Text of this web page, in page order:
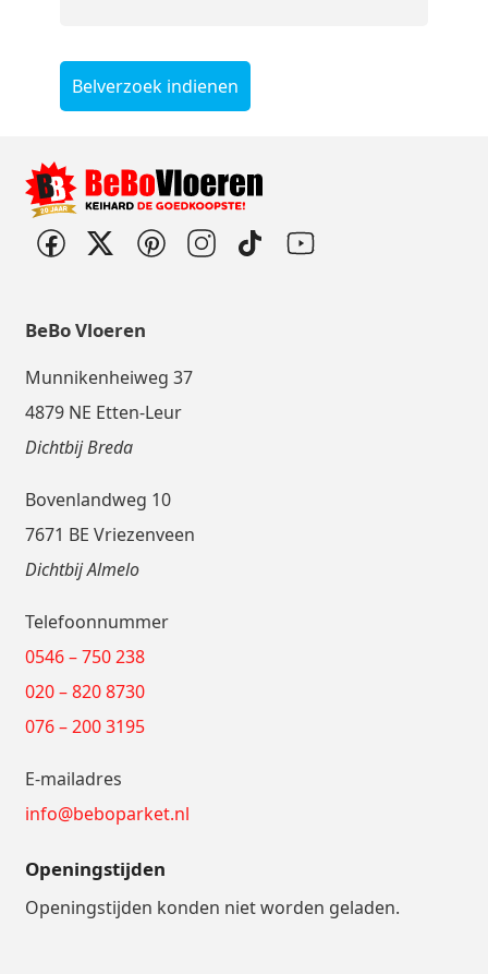
Belverzoek indienen
BeBo Vloeren
Munnikenheiweg 37
4879 NE Etten-Leur
Dichtbij Breda
Bovenlandweg 10
7671 BE Vriezenveen
Dichtbij Almelo
Telefoonnummer
0546 – 750 238
020 – 820 8730
076 – 200 3195
E-mailadres
info@beboparket.nl
Openingstijden
Openingstijden konden niet worden geladen.